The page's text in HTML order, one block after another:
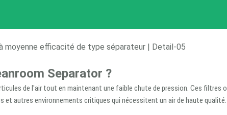
Separator ?
de l'air tout en maintenant une faible chute de pression. Ces
autres environnements critiques qui nécessitent un air de haute qualité.